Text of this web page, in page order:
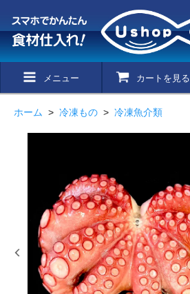
メニュー カートを見る
ホーム > 冷凍もの > 冷凍魚介類